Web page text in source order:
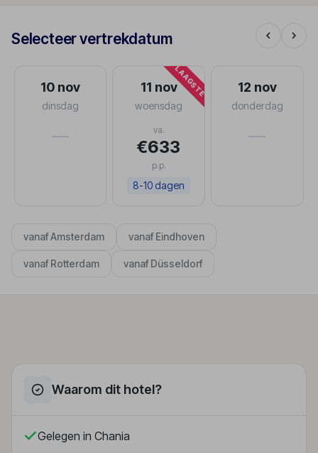
Selecteer vertrekdatum
10 nov
dinsdag
—
LAAGSTE
11 nov
woensdag
va.
€633
p.p.
8-10 dagen
12 nov
donderdag
—
vanaf Amsterdam vanaf Eindhoven
vanaf Rotterdam vanaf Düsseldorf
Waarom dit hotel?
Gelegen in Chania